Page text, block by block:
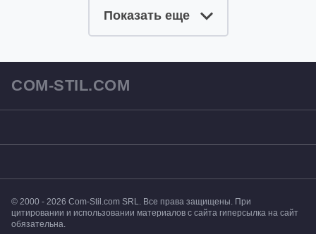
Показать еще
COM-STIL.COM
© 2000 - 2026 Com-Stil.com SRL. Все права защищены. При
цитировании и использовании материалов с сайта гиперсылка на сайт
обязательна.